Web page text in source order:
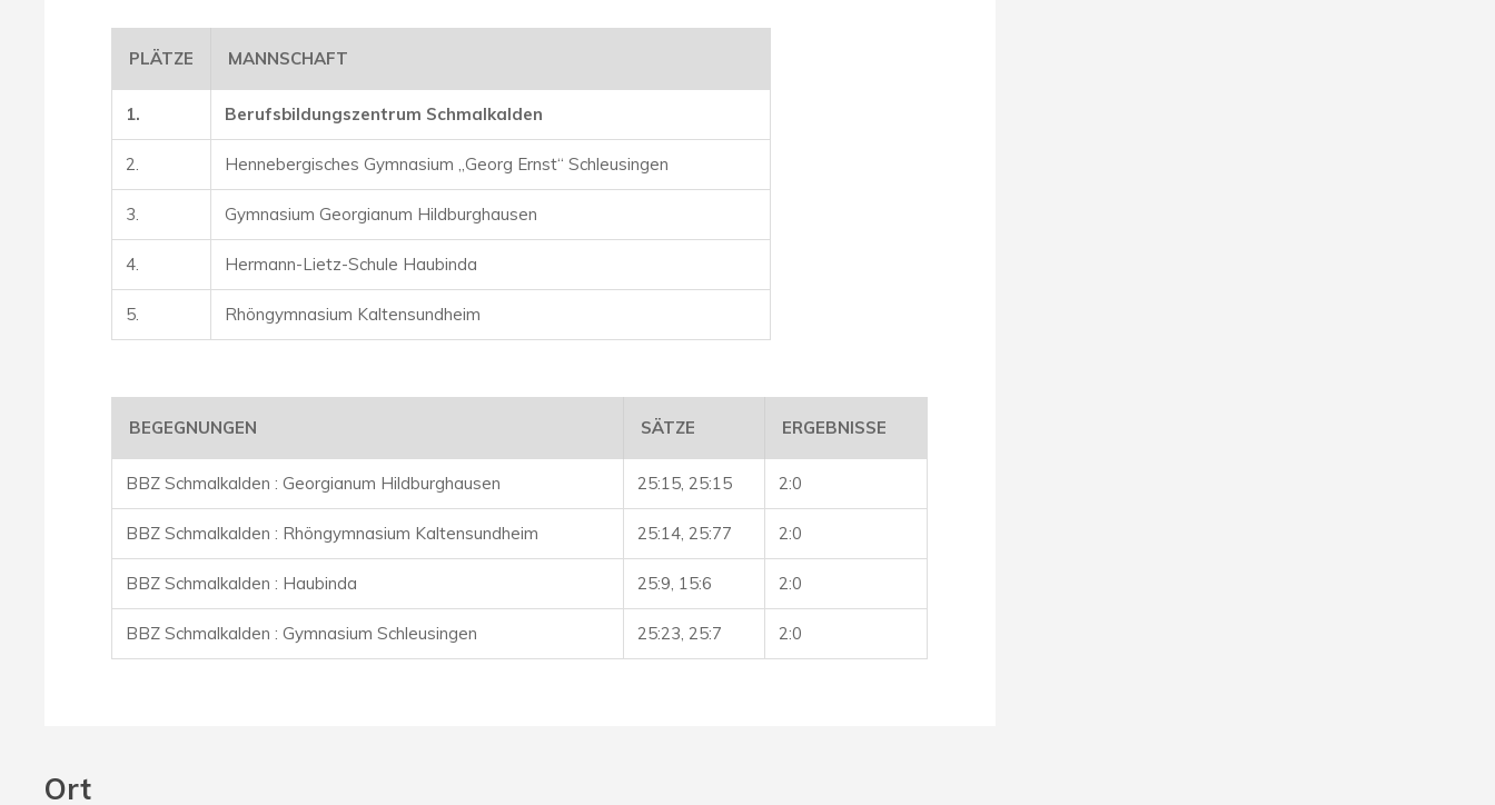
PLÄTZE MANNSCHAFT
1. Berufsbildungszentrum Schmalkalden
2. Hennebergisches Gymnasium „Georg Ernst“ Schleusingen
3. Gymnasium Georgianum Hildburghausen
4. Hermann-Lietz-Schule Haubinda
5. Rhöngymnasium Kaltensundheim
BEGEGNUNGEN SÄTZE ERGEBNISSE
BBZ Schmalkalden : Georgianum Hildburghausen 25:15, 25:15 2:0
BBZ Schmalkalden : Rhöngymnasium Kaltensundheim 25:14, 25:77 2:0
BBZ Schmalkalden : Haubinda 25:9, 15:6 2:0
BBZ Schmalkalden : Gymnasium Schleusingen 25:23, 25:7 2:0
Ort